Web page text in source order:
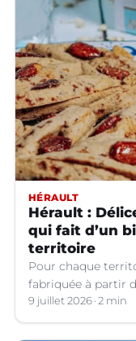
HÉRAULT
Hérault :
qui fait d’un
territoire
Pour chaque
fabriquée à partir
9 juillet 2026 2 min